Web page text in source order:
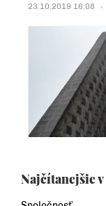
23.10.2019 16:08
Najčítanejšie